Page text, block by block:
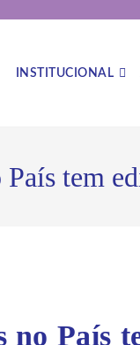
INSTITUCIONAL
País tem
no País